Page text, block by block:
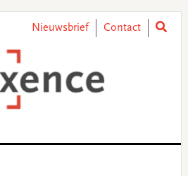
Nieuwsbrief Contact